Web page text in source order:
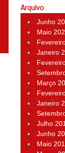
Arquivo
Junho
Maio
Janeiro
Março
Janeiro
Julho
Junho
Maio